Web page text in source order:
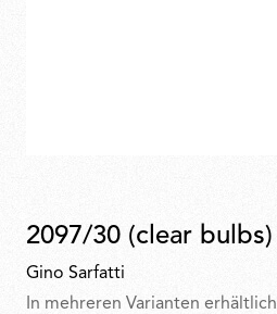
2097/30 (clear bulbs)
Gino Sarfatti
In mehreren Varianten erhältlich